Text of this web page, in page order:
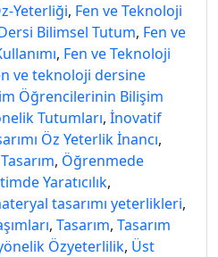
Yeterlı̇ği, Fen ve Teknoloji
Bilimsel Tutum, Fen ve
, Fen ve Teknoloji
ve teknoloji dersine
Öğrencilerinin Bilişim
Tutumları, İnovatif
Öz Yeterlik İnancı,
, Öğrenmede
Yaratıcılık,
tasarımı yeterlikleri,
, Tasarım, Tasarım
Özyeterlilik, Üst